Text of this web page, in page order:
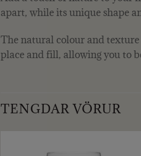
apart, while its unique shape
The natural colour and texture
place and fill, allowing you to
TENGDAR VÖRUR